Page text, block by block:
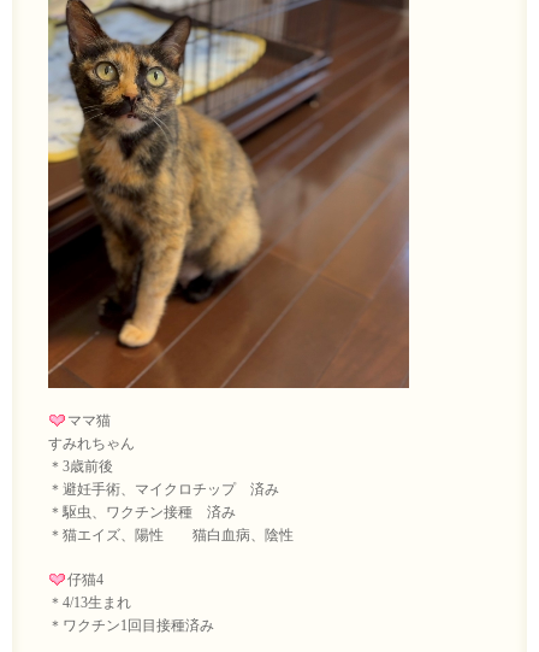
ママ猫
すみれちゃん
＊3歳前後
＊避妊手術、マイクロチップ 済み
＊駆虫、ワクチン接種 済み
＊猫エイズ、陽性 猫白血病、陰性
仔猫4
＊4/13生まれ
＊ワクチン1回目接種済み